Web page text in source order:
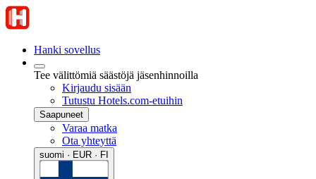
Hanki sovellus
Tee välittömiä säästöjä jäsenhinnoilla
Kirjaudu sisään
Tutustu Hotels.com-etuihin
Saapuneet
Varaa matka
Ota yhteyttä
suomi · EUR · FI